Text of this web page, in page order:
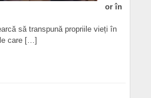
or în
să transpună propriile vieți în
care […]